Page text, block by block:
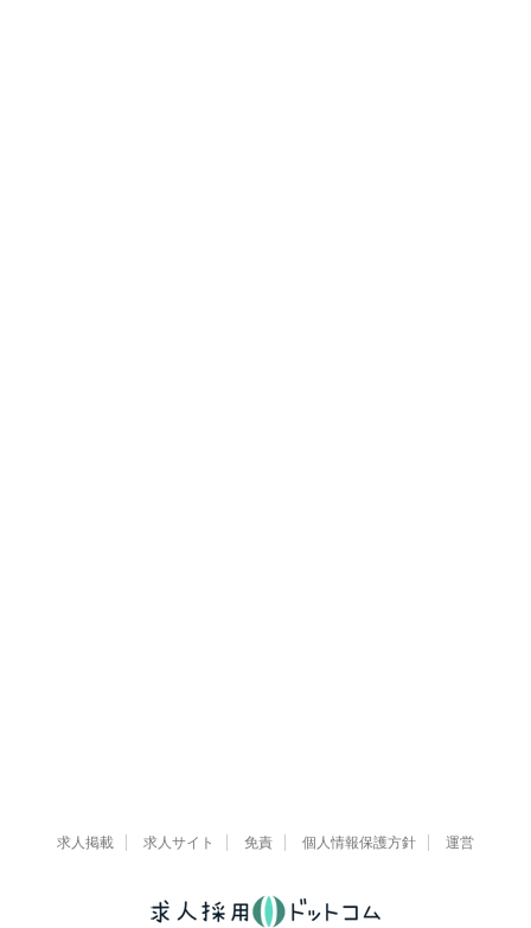
求人掲載 求人サイト 免責 個人情報保護方針 運営